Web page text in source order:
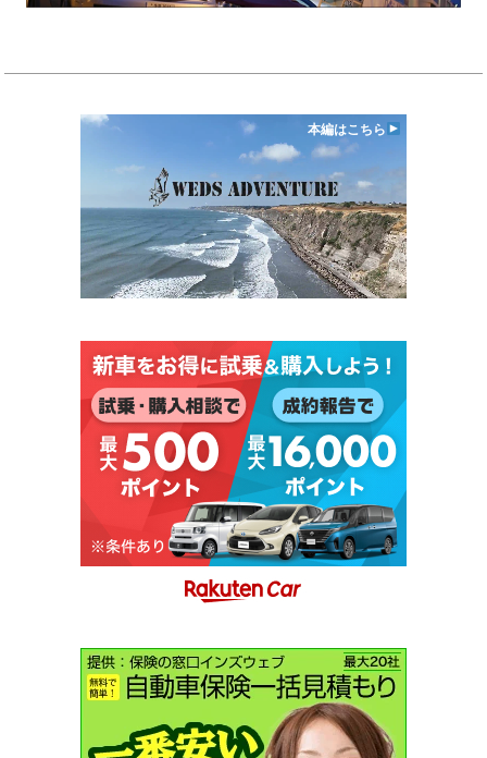
本編はこちら